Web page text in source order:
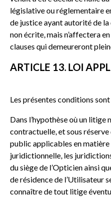
législative ou réglementaire
de justice ayant autorité de la
non écrite, mais n’affectera
clauses qui demeureront
ARTICLE 13. LOI
Les présentes conditions
Dans l’hypothèse où un
contractuelle, et sous
public applicables en
juridictionnelle, les
du siège de l’Opticien ainsi
de résidence de l’Utilisateur
connaître de tout litige